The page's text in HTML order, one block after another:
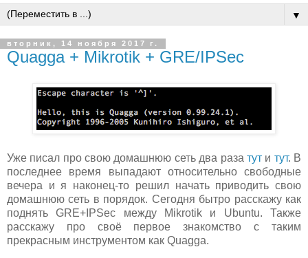
▼
вторник, 14 ноября 2017 г.
Quagga + Mikrotik + GRE/IPSec
Уже писал про свою домашнюю сеть два раза тути тут. В
последнее время выпадают относительно свободные
вечера и я наконец-то решил начать приводить свою
домашнюю сеть в порядок. Сегодня бытро расскажу как
поднять GRE+IPSec между Mikrotik и Ubuntu. Также
расскажу про своё первое знакомство с таким
прекрасным инструментом как Quagga.